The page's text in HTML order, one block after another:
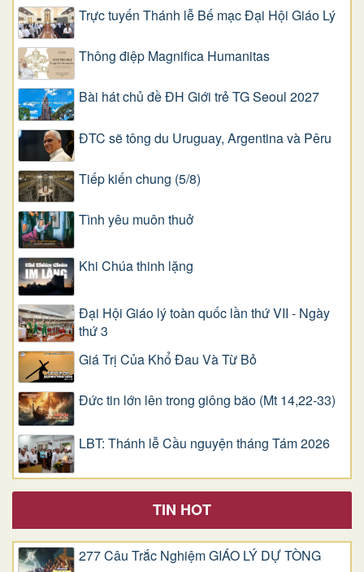
Trực tuyến Thánh lễ Bế mạc Đại Hội Giáo Lý
Thông điệp Magnifica Humanitas
Bài hát chủ đề ĐH Giới trẻ TG Seoul 2027
ĐTC sẽ tông du Uruguay, Argentina và Pêru
Tiếp kiến chung (5/8)
Tình yêu muôn thuở
Khi Chúa thinh lặng
Đại Hội Giáo lý toàn quốc lần thứ VII - Ngày
thứ 3
Giá Trị Của Khổ Ðau Và Từ Bỏ
Đức tin lớn lên trong giông bão (Mt 14,22-33)
LBT: Thánh lễ Cầu nguyện tháng Tám 2026
TIN HOT
277 Câu Trắc Nghiệm GIÁO LÝ DỰ TÒNG